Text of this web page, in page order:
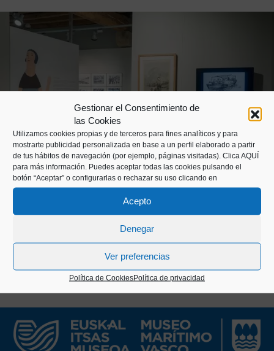
Gestionar el Consentimiento de
las Cookies
Utilizamos cookies propias y de terceros para fines analíticos y para
mostrarte publicidad personalizada en base a un perfil elaborado a partir
de tus hábitos de navegación (por ejemplo, páginas visitadas). Clica AQUÍ
para más información. Puedes aceptar todas las cookies pulsando el
botón “Aceptar” o configurarlas o rechazar su uso clicando en
Acepto
Denegar
Ver preferencias
Política de CookiesPolítica de privacidad